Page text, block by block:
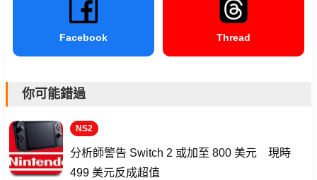
Facebook Thread
你可能錯過
NS2
分析師警告 Switch 2 或加至 800 美元 現時
499 美元反成超值